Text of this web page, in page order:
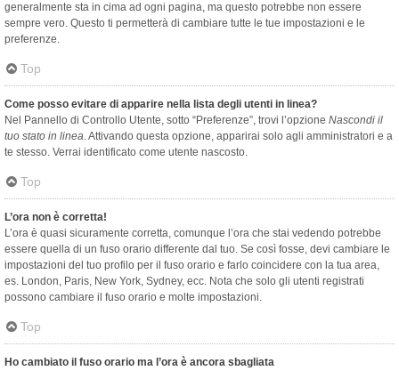
generalmente sta in cima ad ogni pagina, ma questo potrebbe non essere
sempre vero. Questo ti permetterà di cambiare tutte le tue impostazioni e le
preferenze.
Top
Come posso evitare di apparire nella lista degli utenti in linea?
Nel Pannello di Controllo Utente, sotto “Preferenze”, trovi l’opzione Nascondi il
tuo stato in linea. Attivando questa opzione, apparirai solo agli amministratori e a
te stesso. Verrai identificato come utente nascosto.
Top
L’ora non è corretta!
L’ora è quasi sicuramente corretta, comunque l’ora che stai vedendo potrebbe
essere quella di un fuso orario differente dal tuo. Se così fosse, devi cambiare le
impostazioni del tuo profilo per il fuso orario e farlo coincidere con la tua area,
es. London, Paris, New York, Sydney, ecc. Nota che solo gli utenti registrati
possono cambiare il fuso orario e molte impostazioni.
Top
Ho cambiato il fuso orario ma l’ora è ancora sbagliata